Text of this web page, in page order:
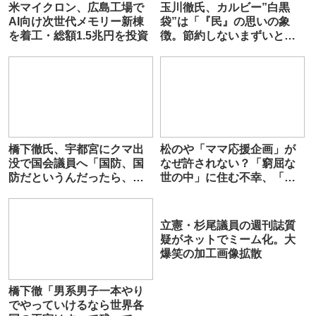
米マイクロン、広島工場で
AI向け次世代メモリー新棟
を着工・総額1.5兆円を投資
玉川徹氏、カルビー”白黒
袋”は「『民』の思いの象
徴。節約しないまずいと思
橋下徹氏、宇都宮にクマ出
没で国会議員へ「国防、国
防だというんだったら、ま
松のや「ママ応援企画」が
なぜ許されない？「窮屈な
世の中」に住む不幸、「尊
橋下徹「男系男子一本やり
でやっていけるなら世界各
立憲・杉尾議員の週刊誌質
疑がネットでミーム化。大
爆笑の加工画像拡散